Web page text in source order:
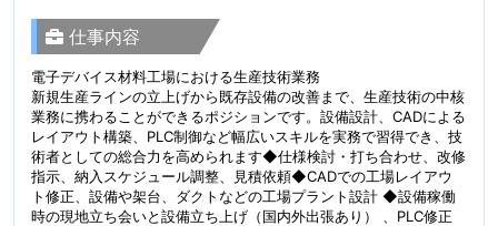
仕事内容
電子デバイス材料工場における生産技術業務
新規生産ラインの立上げから既存設備の改善まで、生産技術の中核
業務に携わることができるポジションです。設備設計、CADによる
レイアウト構築、PLC制御など幅広いスキルを実務で習得でき、技
術者としての総合力を高められます◆仕様検討・打ち合わせ、改修
指示、納入スケジュール調整、見積依頼◆CADでの工場レイアウ
ト修正、設備や架台、ダクトなどの工場プラント設計 ◆設備稼働
時の現地立ち会いと設備立ち上げ（国内外出張あり） 、PLC修正